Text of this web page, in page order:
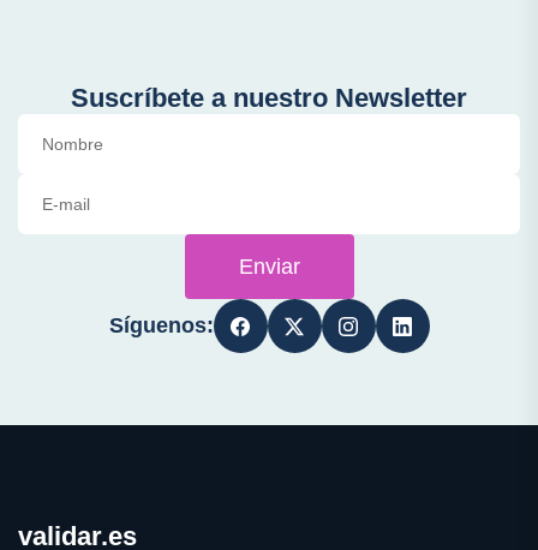
Suscríbete a nuestro Newsletter
Enviar
Síguenos:
validar.es